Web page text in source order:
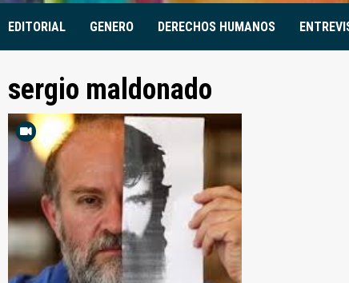
EDITORIAL GENERO DERECHOS HUMANOS
sergio maldonado